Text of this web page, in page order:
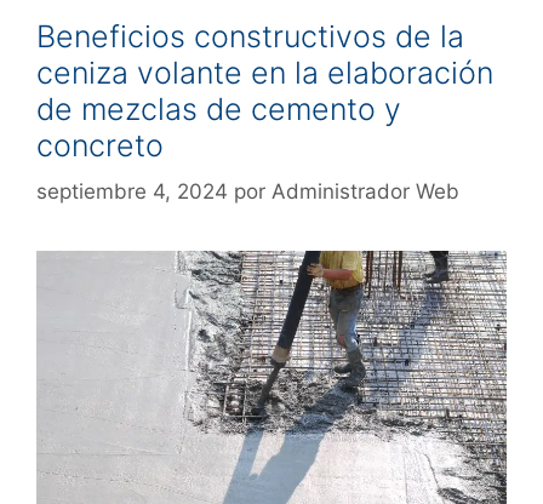
Beneficios constructivos de la
ceniza volante en la elaboración
de mezclas de cemento y
concreto
septiembre 4, 2024 por Administrador Web